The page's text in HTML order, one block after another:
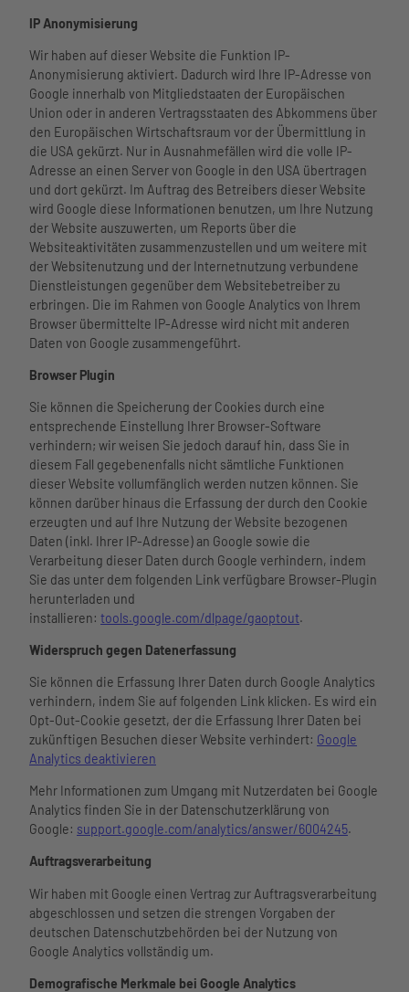
IP Anonymisierung
Wir haben auf dieser Website die Funktion IP-
Anonymisierung aktiviert. Dadurch wird Ihre IP-Adresse von
Google innerhalb von Mitgliedstaaten der Europäischen
Union oder in anderen Vertragsstaaten des Abkommens über
den Europäischen Wirtschaftsraum vor der Übermittlung in
die USA gekürzt. Nur in Ausnahmefällen wird die volle IP-
Adresse an einen Server von Google in den USA übertragen
und dort gekürzt. Im Auftrag des Betreibers dieser Website
wird Google diese Informationen benutzen, um Ihre Nutzung
der Website auszuwerten, um Reports über die
Websiteaktivitäten zusammenzustellen und um weitere mit
der Websitenutzung und der Internetnutzung verbundene
Dienstleistungen gegenüber dem Websitebetreiber zu
erbringen. Die im Rahmen von Google Analytics von Ihrem
Browser übermittelte IP-Adresse wird nicht mit anderen
Daten von Google zusammengeführt.
Browser Plugin
Sie können die Speicherung der Cookies durch eine
entsprechende Einstellung Ihrer Browser-Software
verhindern; wir weisen Sie jedoch darauf hin, dass Sie in
diesem Fall gegebenenfalls nicht sämtliche Funktionen
dieser Website vollumfänglich werden nutzen können. Sie
können darüber hinaus die Erfassung der durch den Cookie
erzeugten und auf Ihre Nutzung der Website bezogenen
Daten (inkl. Ihrer IP-Adresse) an Google sowie die
Verarbeitung dieser Daten durch Google verhindern, indem
Sie das unter dem folgenden Link verfügbare Browser-Plugin
herunterladen und
installieren: tools.google.com/dlpage/gaoptout.
Widerspruch gegen Datenerfassung
Sie können die Erfassung Ihrer Daten durch Google Analytics
verhindern, indem Sie auf folgenden Link klicken. Es wird ein
Opt-Out-Cookie gesetzt, der die Erfassung Ihrer Daten bei
zukünftigen Besuchen dieser Website verhindert: Google
Analytics deaktivieren
Mehr Informationen zum Umgang mit Nutzerdaten bei Google
Analytics finden Sie in der Datenschutzerklärung von
Google: support.google.com/analytics/answer/6004245.
Auftragsverarbeitung
Wir haben mit Google einen Vertrag zur Auftragsverarbeitung
abgeschlossen und setzen die strengen Vorgaben der
deutschen Datenschutzbehörden bei der Nutzung von
Google Analytics vollständig um.
Demografische Merkmale bei Google Analytics